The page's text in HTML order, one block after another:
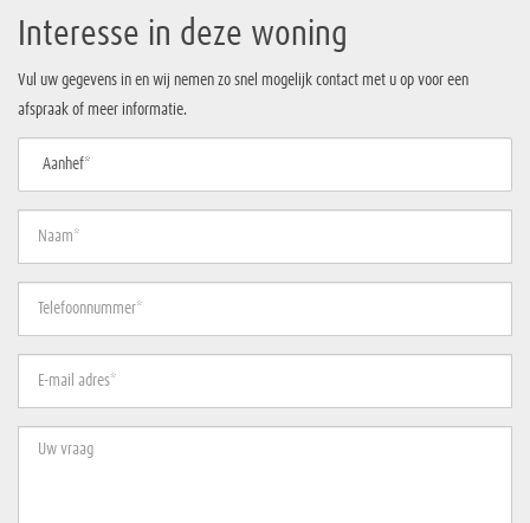
Interesse in deze woning
Vul uw gegevens in en wij nemen zo snel mogelijk contact met u op voor een
afspraak of meer informatie.
Aanhef*